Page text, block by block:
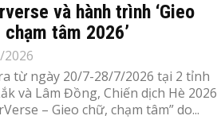
và hành trình ‘Gieo
tâm 2026’
2026
từ ngày 20/7-28/7/2026 tại 2 tỉnh
và Lâm Đồng, Chiến dịch Hè 2026
– Gieo chữ, chạm tâm” do...